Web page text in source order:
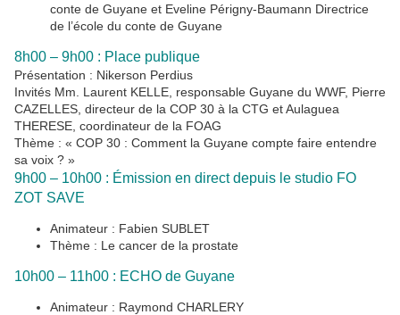
conte de Guyane et Eveline Périgny-Baumann Directrice
de l’école du conte de Guyane
8h00 – 9h00 : Place publique
Présentation : Nikerson Perdius
Invités Mm. Laurent KELLE, responsable Guyane du WWF, Pierre
CAZELLES, directeur de la COP 30 à la CTG et Aulaguea
THERESE, coordinateur de la FOAG
Thème : « COP 30 : Comment la Guyane compte faire entendre
sa voix ? »
9h00 – 10h00 : Émission en direct depuis le studio FO
ZOT SAVE
Animateur : Fabien SUBLET
Thème : Le cancer de la prostate
10h00 – 11h00 : ECHO de Guyane
Animateur : Raymond CHARLERY